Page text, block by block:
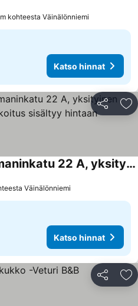
hinnat
kohteesta Väinälönniemi
Katso hinnat
Jaa
City Apartment Snellmaninkatu 22 A, yksityinen pistokkeellinen paikoitus sisältyy hintaan
Väinälönniemi
Katso hinnat
Jaa